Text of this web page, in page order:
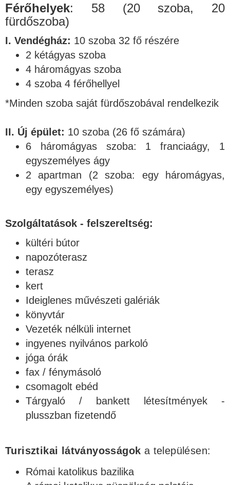
Férőhelyek: 58 (20 szoba, 20
fürdőszoba)
I. Vendégház: 10 szoba 32 fő részére
2 kétágyas szoba
4 háromágyas szoba
4 szoba 4 férőhellyel
*Minden szoba saját fürdőszobával rendelkezik
II. Új épület: 10 szoba (26 fő számára)
6 háromágyas szoba: 1 franciaágy, 1
egyszemélyes ágy
2 apartman (2 szoba: egy háromágyas,
egy egyszemélyes)
Szolgáltatások - felszereltség:
kültéri bútor
napozóterasz
terasz
kert
Ideiglenes művészeti galériák
könyvtár
Vezeték nélküli internet
ingyenes nyilvános parkoló
jóga órák
fax / fénymásoló
csomagolt ebéd
Tárgyaló / bankett létesítmények -
plusszban fizetendő
Turisztikai látványosságok a településen:
Római katolikus bazilika